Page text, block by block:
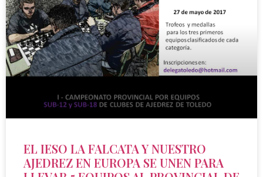
EL IESO LA FALCATA Y NUESTRO
AJEDREZ EN EUROPA SE UNEN PARA